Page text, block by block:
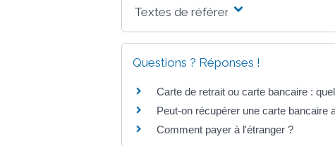
Textes de référence
Questions ? Réponses !
Carte de retrait ou carte bancaire :
Peut-on récupérer une carte bancaire
Comment payer à l'étranger ?